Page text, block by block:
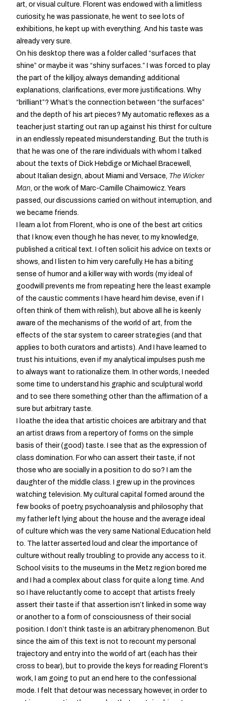
art, or visual culture. Florent was endowed with a limitless
curiosity, he was passionate, he went to see lots of
exhibitions, he kept up with everything. And his taste was
already very sure.
On his desktop there was a folder called “surfaces that
shine” or maybe it was “shiny surfaces.” I was forced to play
the part of the killjoy, always demanding additional
explanations, clarifications, ever more justifications. Why
“brilliant”? What’s the connection between “the surfaces”
and the depth of his art pieces? My automatic reflexes as a
teacher just starting out ran up against his thirst for culture
in an endlessly repeated misunderstanding. But the truth is
that he was one of the rare individuals with whom I talked
about the texts of Dick Hebdige or Michael Bracewell,
about Italian design, about Miami and Versace, The Wicker
Man, or the work of Marc-Camille Chaimowicz. Years
passed, our discussions carried on without interruption, and
we became friends.
I learn a lot from Florent, who is one of the best art critics
that I know, even though he has never, to my knowledge,
published a critical text. I often solicit his advice on texts or
shows, and I listen to him very carefully. He has a biting
sense of humor and a killer way with words (my ideal of
goodwill prevents me from repeating here the least example
of the caustic comments I have heard him devise, even if I
often think of them with relish), but above all he is keenly
aware of the mechanisms of the world of art, from the
effects of the star system to career strategies (and that
applies to both curators and artists). And I have learned to
trust his intuitions, even if my analytical impulses push me
to always want to rationalize them. In other words, I needed
some time to understand his graphic and sculptural world
and to see there something other than the affirmation of a
sure but arbitrary taste.
I loathe the idea that artistic choices are arbitrary and that
an artist draws from a repertory of forms on the simple
basis of their (good) taste. I see that as the expression of
class domination. For who can assert their taste, if not
those who are socially in a position to do so? I am the
daughter of the middle class. I grew up in the provinces
watching television. My cultural capital formed around the
few books of poetry, psychoanalysis and philosophy that
my father left lying about the house and the average ideal
of culture which was the very same National Education held
to. The latter asserted loud and clear the importance of
culture without really troubling to provide any access to it.
School visits to the museums in the Metz region bored me
and I had a complex about class for quite a long time. And
so I have reluctantly come to accept that artists freely
assert their taste if that assertion isn’t linked in some way
or another to a form of consciousness of their social
position. I don’t think taste is an arbitrary phenomenon. But
since the aim of this text is not to recount my personal
trajectory and entry into the world of art (each has their
cross to bear), but to provide the keys for reading Florent’s
work, I am going to put an end here to the confessional
mode. I felt that detour was necessary, however, in order to